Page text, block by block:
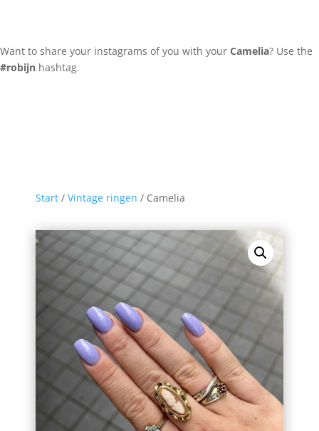
Want to share your instagrams of you with your Camelia? Use the
#robijn hashtag.
Start / Vintage ringen / Camelia